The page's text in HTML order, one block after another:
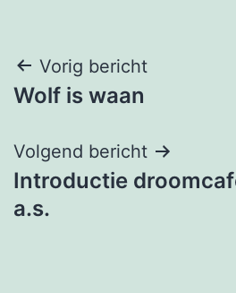
Vorig bericht
Wolf is waan
Volgend bericht
Introductie
a.s.